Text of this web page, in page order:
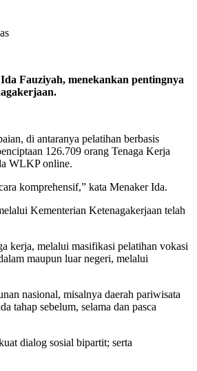
menekankan pentingnya
di antaranya pelatihan berbasis
126.709 orang Tenaga Kerja
WLKP online.
komprehensif,” kata Menaker Ida.
Kementerian Ketenagakerjaan telah
kerja, melalui masifikasi pelatihan vokasi
maupun luar negeri, melalui
nasional, misalnya daerah pariwisata
tahap sebelum, selama dan pasca
dialog sosial bipartit; serta